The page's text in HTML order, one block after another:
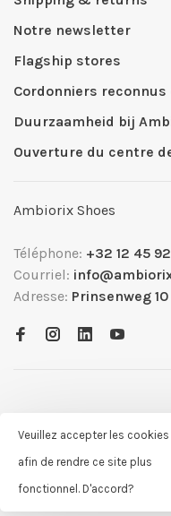
Notre newsletter
Flagship stores
Cordonniers reconnus
Duurzaamheid bij
Ouverture du centre
Ambiorix Shoes
Téléphone: +32 12 45
Courriel:
Adresse: Prinsenweg
© Copyright 2026 Ambiorix
Veuillez accepter les cookies
afin de rendre ce site plus
fonctionnel. D'accord?